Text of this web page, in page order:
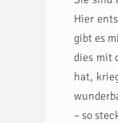
Hier
gibt es
dies mit
hat,
– so